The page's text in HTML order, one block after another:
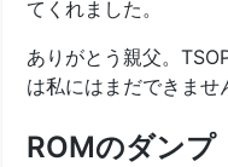
てくれました。
ありがとう親父。
は私にはまだできませ
ROMのダンプ